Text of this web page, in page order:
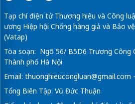
Tạp chí điện tử Thương hiệu và Công
ương Hiệp hội Chống hàng giả và Bảo
(Vatap)
Tòa soạn: Ngõ 56/ B5D6 Trương Công
Thành phố Hà Nội
Email: thuonghieucongluan@gmail.com
Tổng Biên Tập: Vũ Đức Thuận